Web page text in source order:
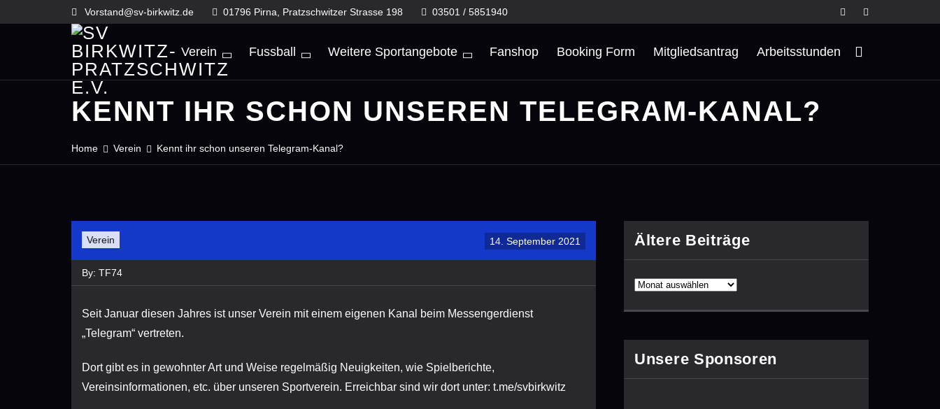
content
Vorstand@sv-birkwitz.de 01796 Pirna, Pratzschwitzer Strasse 198 03501 / 5851940
Verein Fussball Weitere Sportangebote Fanshop Booking Form Mitgliedsantrag Arbeitsstunden
KENNT IHR SCHON UNSEREN TELEGRAM-KANAL?
Home Verein Kennt ihr schon unseren Telegram-Kanal?
Verein 14. September 2021
By: TF74
Seit Januar diesen Jahres ist unser Verein mit einem eigenen Kanal beim Messengerdienst
„Telegram“ vertreten.
Dort gibt es in gewohnter Art und Weise regelmäßig Neuigkeiten, wie Spielberichte,
Vereinsinformationen, etc. über unseren Sportverein. Erreichbar sind wir dort unter: t.me/svbirkwitz
Ältere Beiträge
Unsere Sponsoren